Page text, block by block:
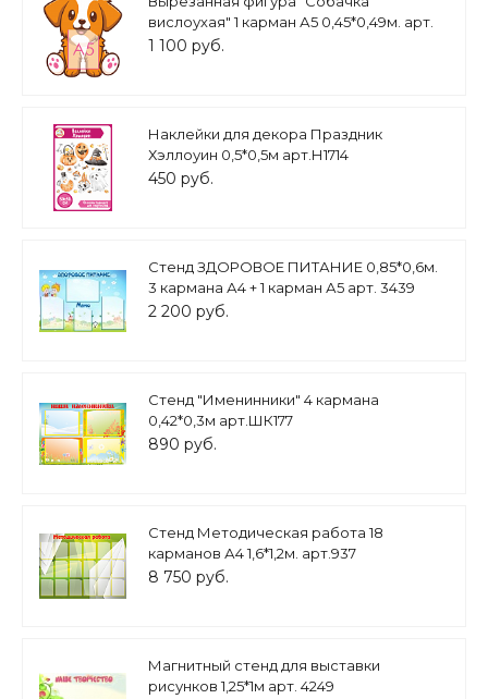
вислоухая" 1 карман А5 0,45*0,49м. арт.
ДС1351
1 100 руб.
Наклейки для декора Праздник
Хэллоуин 0,5*0,5м арт.Н1714
450 руб.
Стенд ЗДОРОВОЕ ПИТАНИЕ 0,85*0,6м.
3 кармана А4 + 1 карман А5 арт. 3439
2 200 руб.
Стенд "Именинники" 4 кармана
0,42*0,3м арт.ШК177
890 руб.
Стенд Методическая работа 18
карманов А4 1,6*1,2м. арт.937
8 750 руб.
Магнитный стенд для выставки
рисунков 1,25*1м арт. 4249